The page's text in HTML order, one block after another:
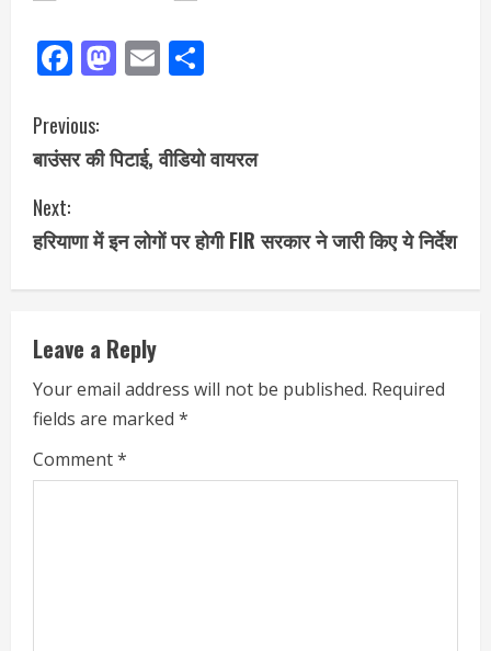
Facebook
Mastodon
Email
Previous:
बाउंसर की पिटाई, वीडियो वायरल
Next:
हरियाणा में इन लोगों पर होगी FIR सरकार ने जारी किए ये निर्देश
Leave a Reply
Your email address will not be published. Required
fields are marked *
Comment*